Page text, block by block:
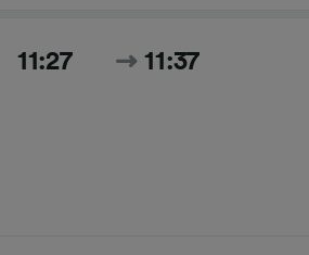
11:27 11:37